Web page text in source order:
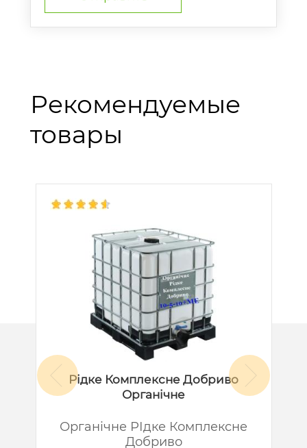
Рекомендуемые
товары
Рідке Комплексне Добриво
Органічне
Органічне РІдке Комплексне
Добриво